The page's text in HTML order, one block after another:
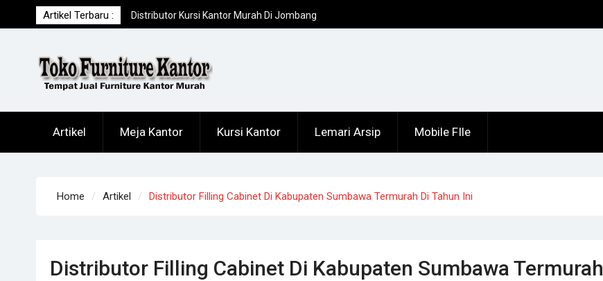
to
Artikel Terbaru :
Distributor Kursi Kantor Murah Di Jombang
Toko Meja Kantor Di Sumenep Offline
Toko Meja Kantor Di Sampang Offline
Terpercaya
Artikel Meja Kantor Kursi Kantor Lemari Arsip Mobile FIle
Home Artikel Distributor Filling Cabinet Di Kabupaten Sumbawa Termurah Di Tahun Ini
Distributor Filling Cabinet Di Kabupaten Sumbawa Termurah